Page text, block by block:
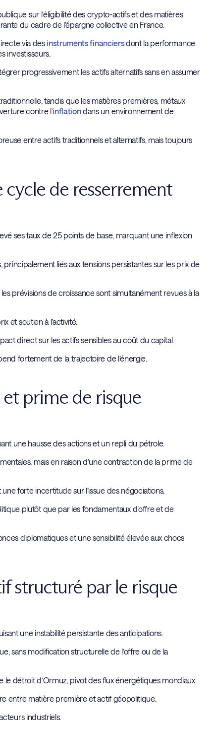
sur l’éligibilité des crypto-actifs et des matières
du cadre de l’épargne collective en France.
via desinstruments financiersdont la performance
investisseurs.
progressivement les actifs alternatifs sans en assumer
tandis que les matières premières, métaux
contre l’inflationdans un environnement de
entre actifs traditionnels et alternatifs, mais toujours
cycle de resserrement
ses taux de 25 points de base, marquant une inflexion
liés aux tensions persistantes sur les prix de
prévisions de croissance sont simultanément revues à la
et soutien à l’activité.
direct sur les actifs sensibles au coût du capital.
fortement de la trajectoire de l’énergie.
prime de risque
une hausse des actions et un repli du pétrole.
mais en raison d’une contraction de la prime de
forte incertitude sur l’issue des négociations.
plutôt que par les fondamentaux d’offre et de
diplomatiques et une sensibilité élevée aux chocs
structuré par le risque
une instabilité persistante des anticipations.
sans modification structurelle de l’offre ou de la
détroit d’Ormuz, pivot des flux énergétiques mondiaux.
entre matière première et actif géopolitique.
industriels.